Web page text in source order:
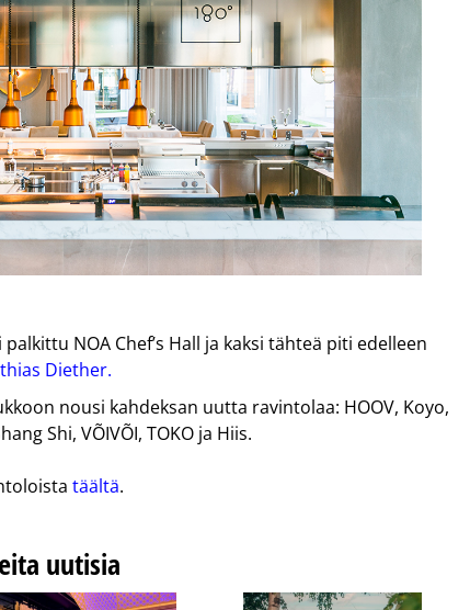
NOA Chef’s Hall ja kaksi tähteä piti edelleen
Diether.
nousi kahdeksan uutta ravintolaa: HOOV, Koyo,
Shi, VÕIVÕI, TOKO ja Hiis.
täältä.
uutisia